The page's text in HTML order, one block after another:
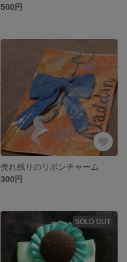
500円
売れ残りのリボンチャーム
300円
SOLD OUT